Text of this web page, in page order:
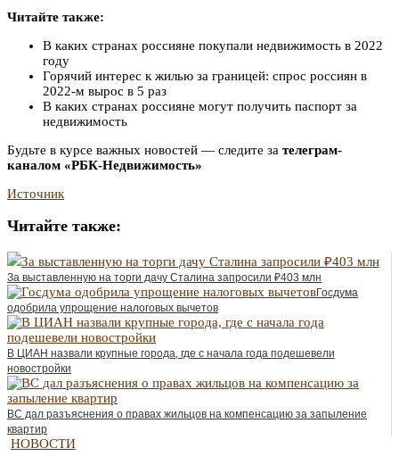
Читайте также:
В каких странах россияне покупали недвижимость в 2022
году
Горячий интерес к жилью за границей: спрос россиян в
2022-м вырос в 5 раз
В каких странах россияне могут получить паспорт за
недвижимость
Будьте в курсе важных новостей — следите за телеграм-
каналом «РБК-Недвижимость»
Источник
Читайте также:
За выставленную на торги дачу Сталина запросили ₽403 млн
Госдума
одобрила упрощение налоговых вычетов
В ЦИАН назвали крупные города, где с начала года подешевели
новостройки
ВС дал разъяснения о правах жильцов на компенсацию за запыление
квартир
НОВОСТИ